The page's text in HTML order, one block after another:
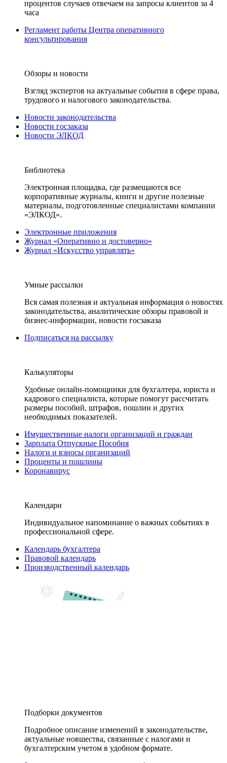
процентов случаев отвечаем на запросы клиентов за 4
часа
Регламент работы Центра оперативного
консультирования
Обзоры и новости
Взгляд экспертов на актуальные события в сфере права,
трудового и налогового законодательства.
Новости законодательства
Новости госзаказа
Новости ЭЛКОД
Библиотека
Электронная площадка, где размещаются все
корпоративные журналы, книги и другие полезные
материалы, подготовленные специалистами компании
«ЭЛКОД».
Электронные приложения
Журнал «Оперативно и достоверно»
Журнал «Искусство управлять»
Умные рассылки
Вся самая полезная и актуальная информация о новостях
законодательства, аналитические обзоры правовой и
бизнес-информации, новости госзаказа
Подписаться на рассылку
Калькуляторы
Удобные онлайн-помощники для бухгалтера, юриста и
кадрового специалиста, которые помогут рассчитать
размеры пособий, штрафов, пошлин и других
необходимых показателей.
Имущественные налоги организаций и граждан
Зарплата Отпускные Пособия
Налоги и взносы организаций
Проценты и пошлины
Коронавирус
Календари
Индивидуальное напоминание о важных событиях в
профессиональной сфере.
Календарь бухгалтера
Правовой календарь
Производственный календарь
Подборки документов
Подробное описание изменений в законодательстве,
актуальные новшества, связанные с налогами и
бухгалтерским учетом в удобном формате.